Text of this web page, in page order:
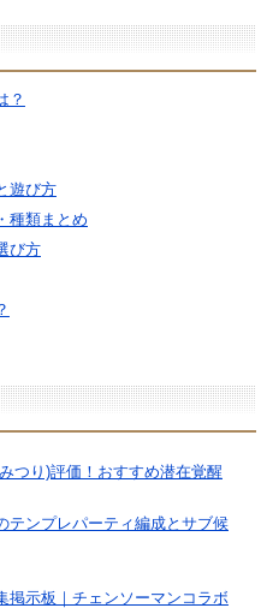
？
遊び方
種類まとめ
び方
つり)評価！おすすめ潜在覚醒
テンプレパーティ編成とサブ候
掲示板｜チェンソーマンコラボ